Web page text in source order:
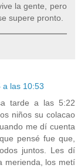
la gente, pero
supere pronto.
las 10:53
tarde a las 5:22
niños su colacao
me dí cuenta
pensé fue que,
juntos. Les dí
merienda, los metí